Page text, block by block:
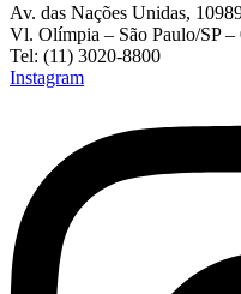
Av. das Nações Unidas,
Vl. Olímpia – São Paulo/SP –
Tel: (11) 3020-8800
Instagram